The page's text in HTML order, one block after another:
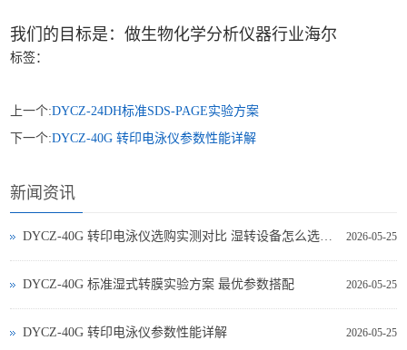
我们的目标是：做生物化学分析仪器行业海尔
标签：
上一个:DYCZ-24DH标准SDS-PAGE实验方案
下一个:DYCZ-40G 转印电泳仪参数性能详解
新闻资讯
2026-05-25
DYCZ-40G 转印电泳仪选购实测对比 湿转设备怎么选不踩坑
2026-05-25
DYCZ-40G 标准湿式转膜实验方案 最优参数搭配
2026-05-25
DYCZ-40G 转印电泳仪参数性能详解